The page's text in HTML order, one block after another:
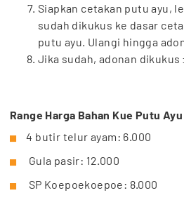
Siapkan cetakan putu ayu,
sudah dikukus ke dasar
putu ayu. Ulangi hingga
Jika sudah, adonan dikukus
Range Harga Bahan Kue Putu Ayu
4 butir telur ayam: 6.000
Gula pasir: 12.000
SP Koepoekoepoe: 8.000